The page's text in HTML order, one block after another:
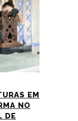
EM
NO
DE